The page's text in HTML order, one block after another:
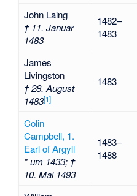
John Laing
† 11. Januar
1483
1482–
1483
James
Livingston
† 28. August
1483[1]
1483
Colin
Campbell, 1.
Earl of Argyll
* um 1433; †
10. Mai 1493
1483–
1488